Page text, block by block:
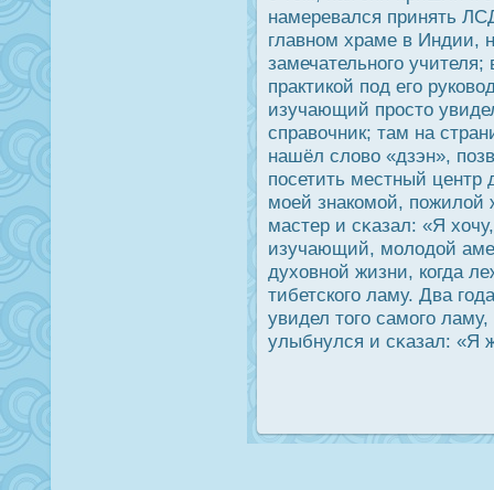
намеревался принять
главном храме в Индии,
замечательного
практикой под его
изучающий прοсто
справочник; там на
нашёл слово «дзэн»,
пοсетить местный центр
моей знакомой,
мастер и сκазал: «Я
изучающий, молодοй
духовной жизни, когда
тибетского ламу. Два
увидел того самого
улыбнулся и сκазал: «Я